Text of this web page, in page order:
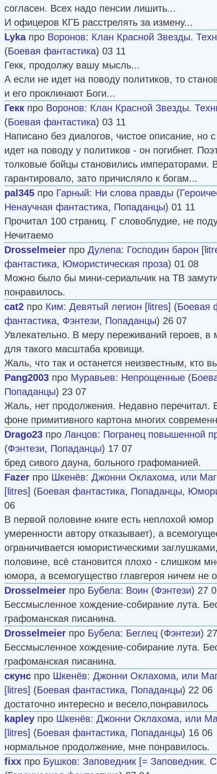
согласен. Всех надо пенсии лишить...
И офицеров КГБ расстрелять за измену...
Lykaпро Воронов: Клан Красной Звезды.
(Боевая фантастика) 03 11
Гекк, продолжу вашу мысль...
А если не идет на поводу политиков, то
и его проклинают Боги...
Гекк про Воронов: Клан Красной Звезды.
(Боевая фантастика) 03 11
Написано без диалогов, чистое описание, но
идет на поводу у политиков - он погибнет.
толковые бойцы становились императорами.
гарантировало, зато причисляло к богам...
pal345 про Гарный: Ни слова правды (
Ненаучная фантастика, Попаданцы) 01 11
Прочитал 100 страниц. Г словоблудие, не
Нечитаемо
Drosselmeier про Дулепа: Господин барон
фантастика, Юмористическая проза) 01 08
Можно было бы мини-сериальчик на ТВ
понравилось.
cat2 про Ким: Девятый легион [litres] (Боевая
фантастика, Фэнтези, Попаданцы) 26 07
Увлекательно. В меру переживаний героев,
для такого масштаба кровищи.
Жаль, что так и останется неизвестным, кто
Pang2003 про Муравьев: Непрощенные (
Попаданцы) 23 07
Жаль, нет продолжения. Недавно перечитал.
фоне примитивного картона многих
Drago23 про Ланцов: Погранец повышенной
(Фэнтези, Попаданцы) 17 07
бред сивого дауна, больного графоманией.
Fazer про Шкенёв: Джонни Оклахома, или
[litres] (Боевая фантастика, Попаданцы,
06
В первой половине книге есть неплохой юмор
умеренности автору отказывает), а
ограничивается юмористическими
половине, всё становится плохо - слишком
юмора, а всемогущество главгероя ничем не
Drosselmeier про Бубела: Воин (Фэнтези) 27
Бессмысленное хождение-собирание лута.
графоманская писанина.
Drosselmeier про Бубела: Беглец (Фэнтези)
Бессмысленное хождение-собирание лута.
графоманская писанина.
скунс про Шкенёв: Джонни Оклахома, или
[litres] (Боевая фантастика, Попаданцы) 22 06
достаточно интересно и весело,понравилось
kapley про Шкенёв: Джонни Оклахома, или
[litres] (Боевая фантастика, Попаданцы) 16 06
нормальное продолжение, мне понравилось.
fixx про Бушков: Заповедник [= Заповедник.